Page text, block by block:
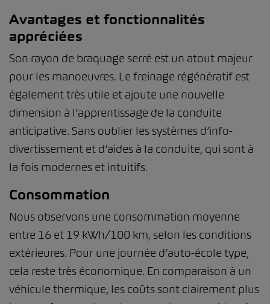
Avantages et fonctionnalités
appréciées
Son rayon de braquage serré est un atout majeur
pour les manoeuvres. Le freinage régénératif est
également très utile et ajoute une nouvelle
dimension à l’apprentissage de la conduite
anticipative. Sans oublier les systèmes d’info-
divertissement et d’aides à la conduite, qui sont à
la fois modernes et intuitifs.
Consommation
Nous observons une consommation moyenne
entre 16 et 19 kWh/100 km, selon les conditions
extérieures. Pour une journée d’auto-école type,
cela reste très économique. En comparaison à un
véhicule thermique, les coûts sont clairement plus